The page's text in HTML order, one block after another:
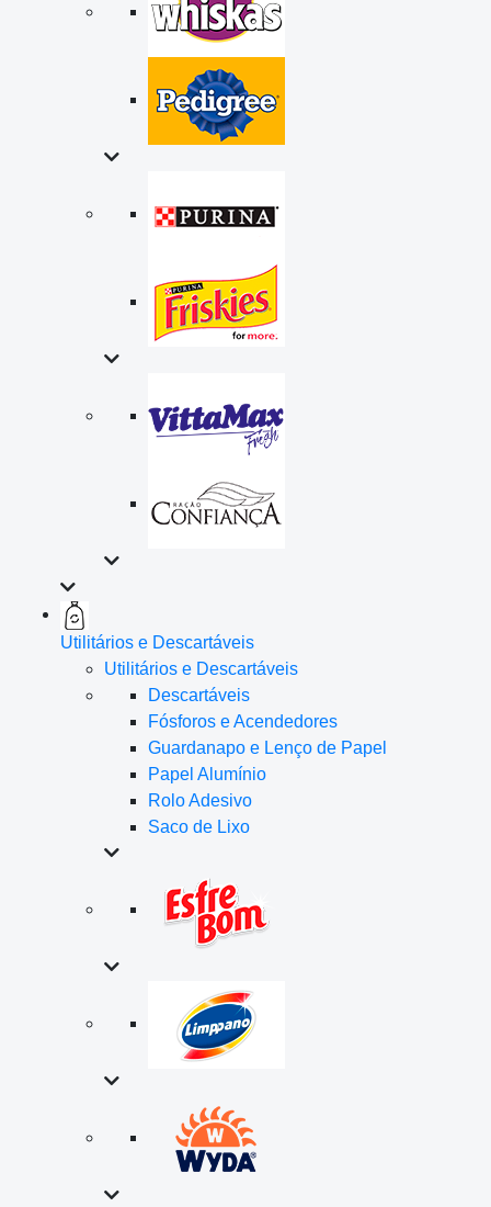
Utilitários e Descartáveis
Utilitários e Descartáveis
Descartáveis
Fósforos e Acendedores
Guardanapo e Lenço de Papel
Papel Alumínio
Rolo Adesivo
Saco de Lixo